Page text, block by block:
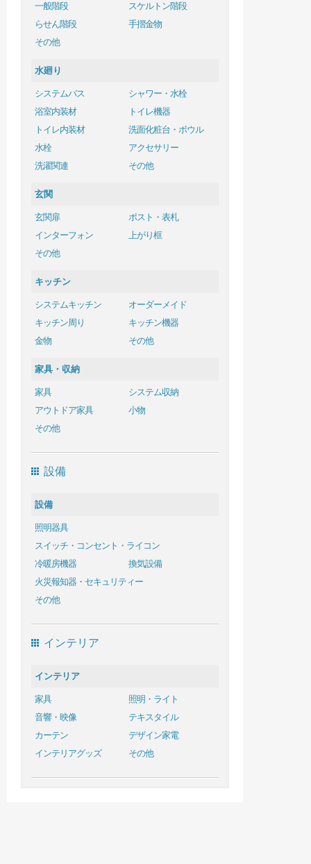
一般階段
スケルトン階段
らせん階段
手摺金物
その他
水廻り
システムバス
シャワー・水栓
浴室内装材
トイレ機器
トイレ内装材
洗面化粧台・ボウル
水栓
アクセサリー
洗濯関連
その他
玄関
玄関扉
ポスト・表札
インターフォン
上がり框
その他
キッチン
システムキッチン
オーダーメイド
キッチン周り
キッチン機器
金物
その他
家具・収納
家具
システム収納
アウトドア家具
小物
その他
設備
設備
照明器具
スイッチ・コンセント・ライコン
冷暖房機器
換気設備
火災報知器・セキュリティー
その他
インテリア
インテリア
家具
照明・ライト
音響・映像
テキスタイル
カーテン
デザイン家電
インテリアグッズ
その他